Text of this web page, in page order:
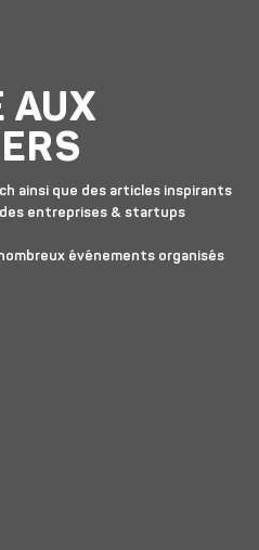
AUX
ainsi que des articles inspirants
entreprises & startups
événements organisés